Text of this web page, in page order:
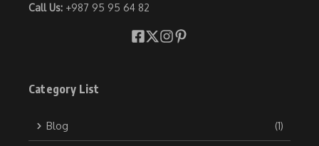
Call Us: +987 95 95 64 82
Category List
Blog (1)